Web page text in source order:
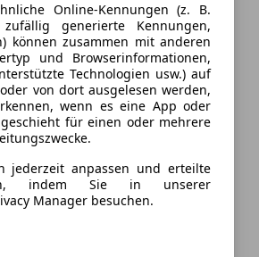
Online-Kennungen (z. B.
generierte Kennungen,
können zusammen mit anderen
und Browserinformationen,
Technologien usw.) auf
von dort ausgelesen werden,
wenn es eine App oder
für einen oder mehrere
jederzeit anpassen und erteilte
indem Sie in unserer
Manager besuchen.